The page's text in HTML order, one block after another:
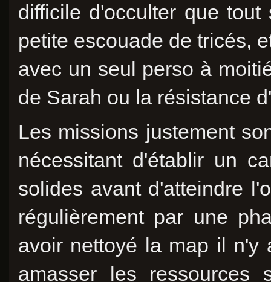
difficile d'occulter que
petite escouade de tricés,
avec un seul perso à
de Sarah ou la résistance
Les missions justement
nécessitant d'établir un
solides avant d'atteindre
régulièrement par une
avoir nettoyé la map il n'y
amasser les ressources